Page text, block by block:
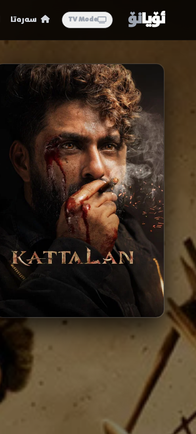
ئۆیانۆ TV Mode سەرەتا